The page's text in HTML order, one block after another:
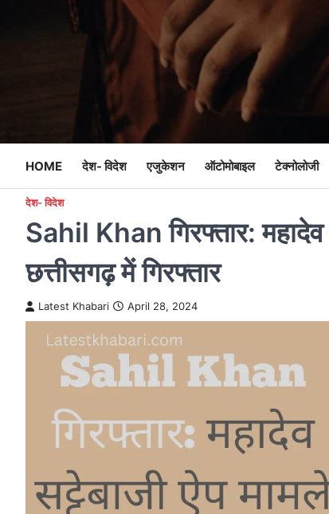
HOME देश- विदेश एजुकेशन ऑटोमोबाइल टेक्नोलोजी
देश- विदेश
Sahil Khan गिरफ्तार:
छत्तीसगढ़ में गिरफ्तार
Latest Khabari April 28, 2024